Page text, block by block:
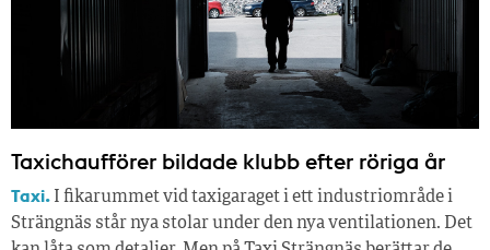
Taxichaufförer bildade klubb efter röriga år
Taxi. I fikarummet vid taxigaraget i ett industriområde i
Strängnäs står nya stolar under den nya ventilationen. Det